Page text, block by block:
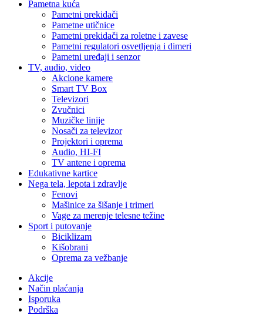
Pametna kuća
Pametni prekidači
Pametne utičnice
Pametni prekidači za roletne i zavese
Pametni regulatori osvetljenja i dimeri
Pametni uređaji i senzor
TV, audio, video
Akcione kamere
Smart TV Box
Televizori
Zvučnici
Muzičke linije
Nosači za televizor
Projektori i oprema
Audio, HI-FI
TV antene i oprema
Edukativne kartice
Nega tela, lepota i zdravlje
Fenovi
Mašinice za šišanje i trimeri
Vage za merenje telesne težine
Sport i putovanje
Biciklizam
Kišobrani
Oprema za vežbanje
Akcije
Način plaćanja
Isporuka
Podrška